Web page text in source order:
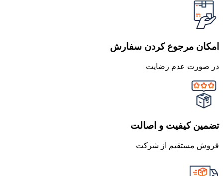
امکان مرجوع کردن سفارش
در صورت عدم رضایت
تضمین کیفیت و اصالت
فروش مستقیم از شرکت